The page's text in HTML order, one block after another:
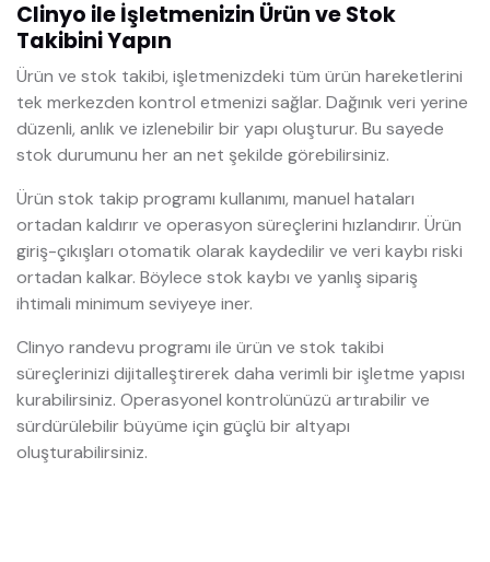
Clinyo ile İşletmenizin Ürün ve Stok
Takibini Yapın
Ürün ve stok takibi, işletmenizdeki tüm ürün hareketlerini
tek merkezden kontrol etmenizi sağlar. Dağınık veri yerine
düzenli, anlık ve izlenebilir bir yapı oluşturur. Bu sayede
stok durumunu her an net şekilde görebilirsiniz.
Ürün stok takip programı kullanımı, manuel hataları
ortadan kaldırır ve operasyon süreçlerini hızlandırır. Ürün
giriş-çıkışları otomatik olarak kaydedilir ve veri kaybı riski
ortadan kalkar. Böylece stok kaybı ve yanlış sipariş
ihtimali minimum seviyeye iner.
Clinyo randevu programı ile ürün ve stok takibi
süreçlerinizi dijitalleştirerek daha verimli bir işletme yapısı
kurabilirsiniz. Operasyonel kontrolünüzü artırabilir ve
sürdürülebilir büyüme için güçlü bir altyapı
oluşturabilirsiniz.